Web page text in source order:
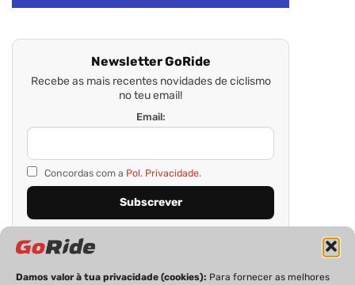
Damos valor à tua privacidade (cookies): Para fornecer as melhores
Newsletter GoRide
Recebe as mais recentes novidades de ciclismo
no teu email!
Email:
Concordas com a Pol. Privacidade.